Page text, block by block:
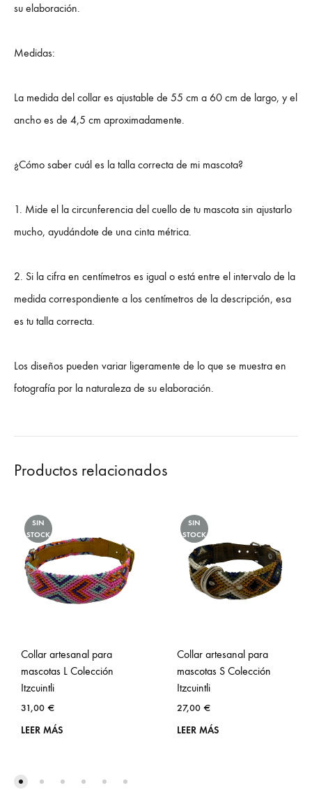
su elaboración.
Medidas:
La medida del collar es ajustable de 55 cm a 60 cm de largo, y el
ancho es de 4,5 cm aproximadamente.
¿Cómo saber cuál es la talla correcta de mi mascota?
1. Mide el la circunferencia del cuello de tu mascota sin ajustarlo
mucho, ayudándote de una cinta métrica.
2. Si la cifra en centímetros es igual o está entre el intervalo de la
medida correspondiente a los centímetros de la descripción, esa
es tu talla correcta.
Los diseños pueden variar ligeramente de lo que se muestra en
fotografía por la naturaleza de su elaboración.
Productos relacionados
SIN
STOCK
Collar artesanal para
mascotas L Colección
Itzcuintli
31,00 €
LEER MÁS
SIN
STOCK
Collar artesanal para
mascotas S Colección
Itzcuintli
27,00 €
LEER MÁS